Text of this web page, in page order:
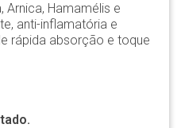
Arnica, Hamamélis e
anti-inflamatória e
rápida absorção e toque